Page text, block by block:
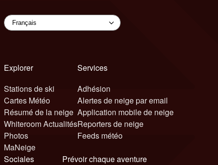
Explorer
Stations de ski
Cartes Météo
Résumé de la neige
Whiteroom Actualités
Photos
MaNeige
Services
Adhésion
Alertes de neige par email
Application mobile de neige
Reporters de neige
Feeds météo
Sociales
Prévoir chaque aventure